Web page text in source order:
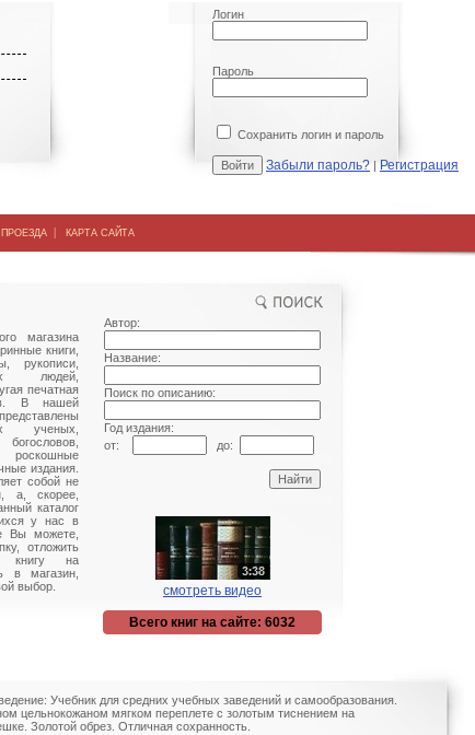
Логин
Пароль
Сохранить логин и пароль
Забыли пароль? | Регистрация
| КАРТА САЙТА
магазина
книги,
рукописи,
людей,
печатная
В нашей
ученых,
издания.
собой не
а, скорее,
каталог
у нас в
Вы можете,
отложить
книгу на
в магазин,
выбор.
Автор:
Название:
Поиск по описанию:
Год издания:
от:
до:
смотреть видео
Всего книг на сайте: 6032
Учебник для средних учебных заведений и самообразования.
цельнокожаном мягком переплете с золотым тиснением на
Золотой обрез. Отличная сохранность.